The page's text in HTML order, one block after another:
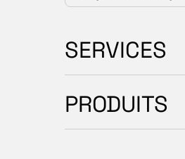
SERVICES
PRODUITS